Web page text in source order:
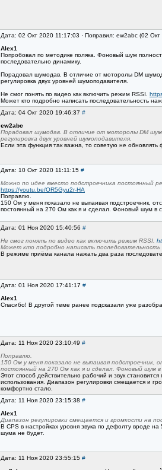
Дата: 02 Окт 2020 11:17:03 · Поправил: ew2abc (02
Alex1
Попробовал по методике поляка. Фоновый шум
последовательно динамику.
Порадовал шумодав. В отличие от моторолы DM
регулировка двух уровней шумоподавителя.
Не смог понять по видео как включить режим RSSI.
Может кто подробно написать последовательность
Дата: 04 Окт 2020 19:46:37 #
ew2abc
Порадовал шумодав. В отличие от моторолы DM
регулировка двух уровней шумоподавителя.
Если эта функция так важна, то советую не
Дата: 10 Окт 2020 11:11:15 #
Можно по идее вместо подстроечника постоянный
https://youtu.be/OR5Gyu2r-HA
Поправлю.
150 Ом у меня показало не выпаивая подстроечник,
постоянный на 270 Ом как я и сделал. Фоновый шум в
Дата: 01 Ноя 2020 15:40:56 #
Не смог понять по видео как включить режим RSSI.
Может кто подробно написать последовательность
В режиме приёма канала нажать два раза
Дата: 01 Ноя 2020 17:41:17 #
Alex1
Спасибо! В другой теме ранее подсказали уже
Дата: 11 Ноя 2020 23:10:49 #
Поправлю.
150 Ом у меня показало не выпаивая подстроечник,
постоянный на 270 Ом как я и сделал. Фоновый шум
Этот способ действительно рабочий и звук
использования. Диапазон регулировки смещается и
комфортно стало.
Дата: 11 Ноя 2020 23:15:38 #
Alex1
Диапазон регулировки смещается и громкости на
В CPS в настройках уровня звука по дефолту вроде
шума не будет.
Дата: 11 Ноя 2020 23:55:15 #